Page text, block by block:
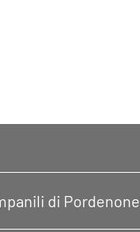
di Pordenone